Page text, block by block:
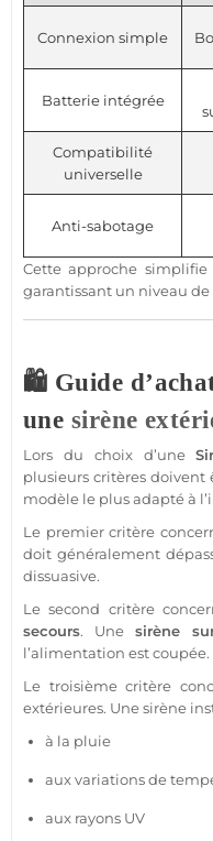
Connexion simple
Batterie intégrée
Compatibilité
universelle
Anti-sabotage
Cette approche
garantissant un niveau de
🛍️ Guide
une sirène
Lors du choix d’une
plusieurs critères doivent
modèle le plus adapté à
Le premier critère
doit généralement
dissuasive.
Le second critère
secours. Unesirène
l’alimentation est coupée.
Le troisième critère
extérieures. Unesirène
à la pluie
aux variations de
aux rayons UV